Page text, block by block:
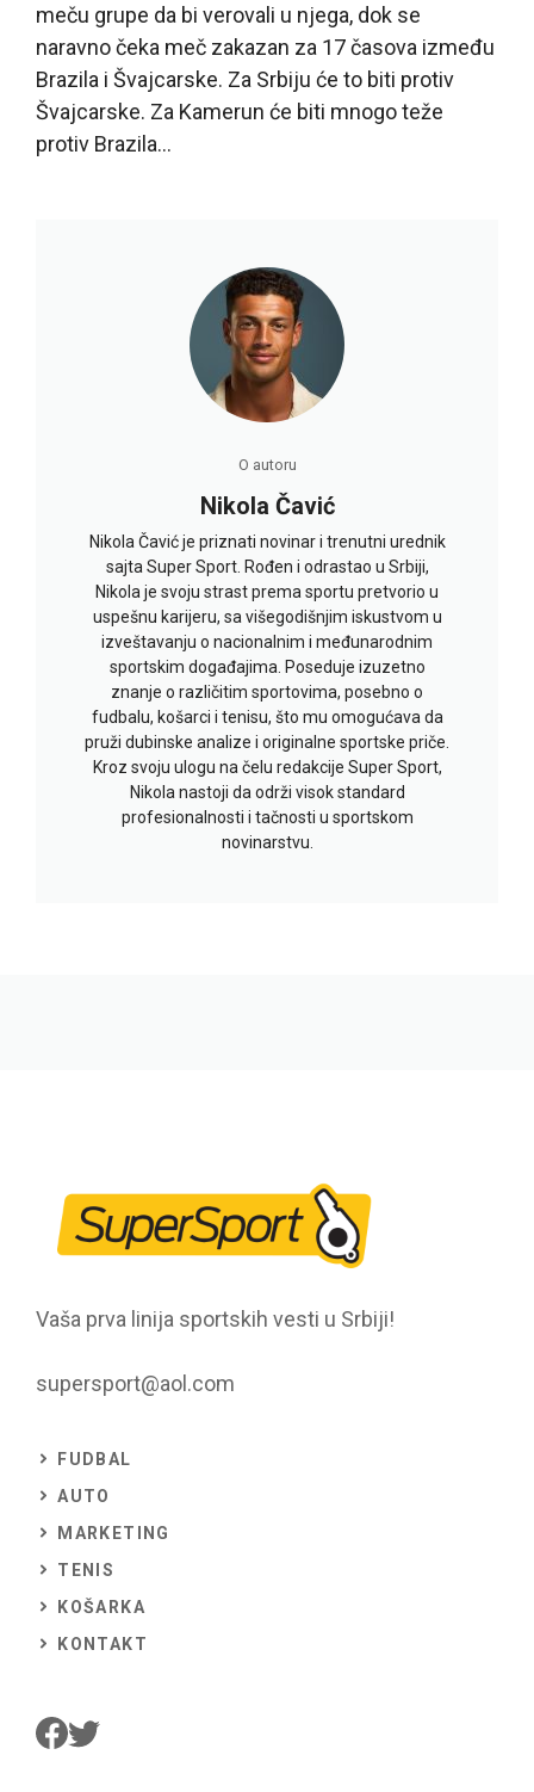
meču grupe da bi verovali u njega, dok se
naravno čeka meč zakazan za 17 časova između
Brazila i Švajcarske. Za Srbiju će to biti protiv
Švajcarske. Za Kamerun će biti mnogo teže
protiv Brazila…
O autoru
Nikola Čavić
Nikola Čavić je priznati novinar i trenutni urednik
sajta Super Sport. Rođen i odrastao u Srbiji,
Nikola je svoju strast prema sportu pretvorio u
uspešnu karijeru, sa višegodišnjim iskustvom u
izveštavanju o nacionalnim i međunarodnim
sportskim događajima. Poseduje izuzetno
znanje o različitim sportovima, posebno o
fudbalu, košarci i tenisu, što mu omogućava da
pruži dubinske analize i originalne sportske priče.
Kroz svoju ulogu na čelu redakcije Super Sport,
Nikola nastoji da održi visok standard
profesionalnosti i tačnosti u sportskom
novinarstvu.
Vaša prva linija sportskih vesti u Srbiji!
supersport@aol.com
FUDBAL
AUTO
MARKETING
TENIS
KOŠARKA
KONTAKT